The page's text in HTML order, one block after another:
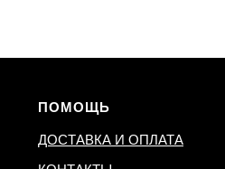
ПОМОЩЬ
ДОСТАВКА И ОПЛАТА